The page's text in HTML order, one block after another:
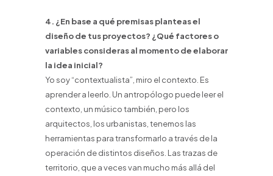
4. ¿En base a qué premisas planteas el
diseño de tus proyectos? ¿Qué factores o
variables consideras al momento de elaborar
la idea inicial?
Yo soy “contextualista”, miro el contexto. Es
aprender a leerlo. Un antropólogo puede leer el
contexto, un músico también, pero los
arquitectos, los urbanistas, tenemos las
herramientas para transformarlo a través de la
operación de distintos diseños. Las trazas de
territorio, que a veces van mucho más allá del